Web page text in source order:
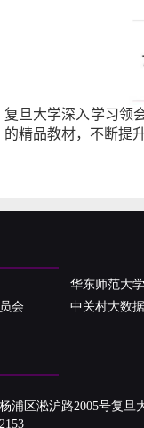
复旦大学深入学习领
的精品教材，不断提
华东师范大
会
中关村大数
浦区淞沪路2005号复旦